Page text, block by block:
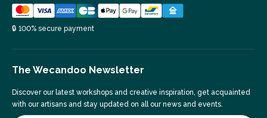
🔒 100% secure payment
The Wecandoo Newsletter
Discover our latest workshops and creative inspiration, get acquainted
with our artisans and stay updated on all our news and events.